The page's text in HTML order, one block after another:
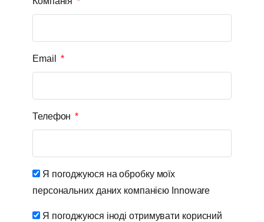
Email
Телефон
Я погоджуюся на обробку моїх
персональних даних компанією Innoware
Я погоджуюся іноді отримувати корисний